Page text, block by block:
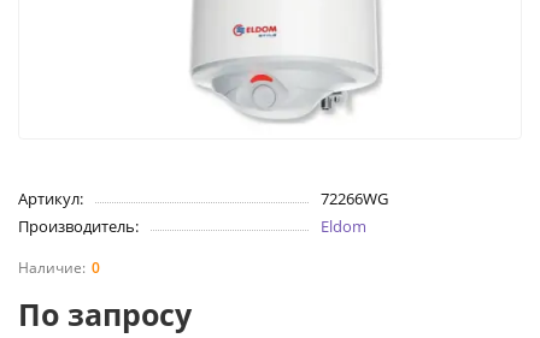
Артикул:
72266WG
Производитель:
Eldom
0
По запросу